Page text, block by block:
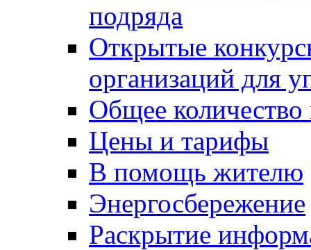
подряда
Открытые
организаций для
Общее
Цены и тарифы
В помощь жителю
Энергосбережение
Раскрытие